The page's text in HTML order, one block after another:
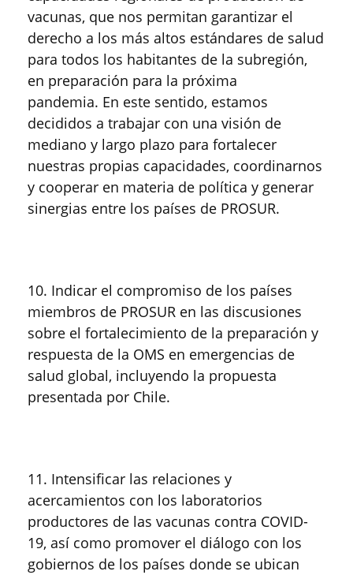
vacunas, que nos permitan garantizar el
derecho a los más altos estándares de salud
para todos los habitantes de la subregión,
en preparación para la próxima
pandemia. En este sentido, estamos
decididos a trabajar con una visión de
mediano y largo plazo para fortalecer
nuestras propias capacidades, coordinarnos
y cooperar en materia de política y generar
sinergias entre los países de PROSUR.
10. Indicar el compromiso de los países
miembros de PROSUR en las discusiones
sobre el fortalecimiento de la preparación y
respuesta de la OMS en emergencias de
salud global, incluyendo la propuesta
presentada por Chile.
11. Intensificar las relaciones y
acercamientos con los laboratorios
productores de las vacunas contra COVID-
19, así como promover el diálogo con los
gobiernos de los países donde se ubican